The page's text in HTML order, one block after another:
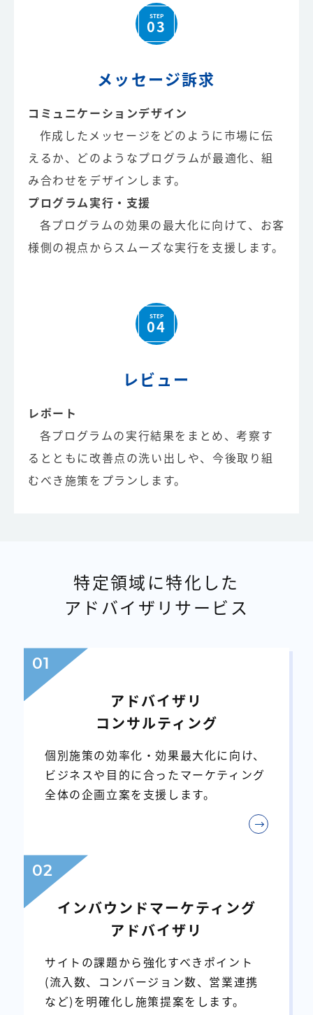
STEP
03
メッセージ訴求
コミュニケーションデザイン
作成したメッセージをどのように市場に伝
えるか、どのようなプログラムが最適化、組
み合わせをデザインします。
プログラム実行・支援
各プログラムの効果の最大化に向けて、お客
様側の視点からスムーズな実行を支援します。
STEP
04
レビュー
レポート
各プログラムの実行結果をまとめ、考察す
るとともに改善点の洗い出しや、今後取り組
むべき施策をプランします。
特定領域に特化した
アドバイザリサービス
01
アドバイザリ
コンサルティング
個別施策の効率化・効果最大化に向け、
ビジネスや目的に合ったマーケティング
全体の企画立案を支援します。
02
インバウンドマーケティング
アドバイザリ
サイトの課題から強化すべきポイント
(流入数、コンバージョン数、営業連携
など)を明確化し施策提案をします。